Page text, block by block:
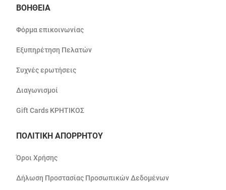
ΒΟΗΘΕΙΑ
Φόρμα επικοινωνίας
Εξυπηρέτηση Πελατών
Συχνές ερωτήσεις
Διαγωνισμοί
Gift Cards ΚΡΗΤΙΚΟΣ
ΠΟΛΙΤΙΚΗ ΑΠΟΡΡΗΤΟΥ
Όροι Χρήσης
Δήλωση Προστασίας Προσωπικών Δεδομένων